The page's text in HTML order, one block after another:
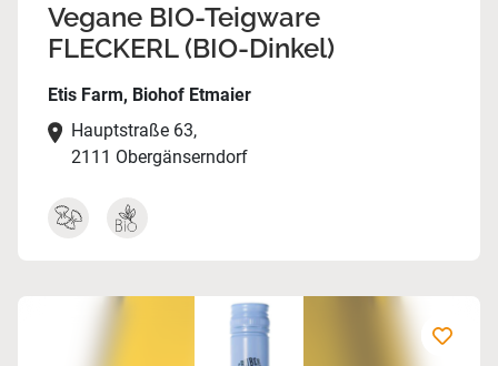
Vegane BIO-Teigware
FLECKERL (BIO-Dinkel)
Etis Farm, Biohof Etmaier
Hauptstraße 63,
2111 Obergänserndorf